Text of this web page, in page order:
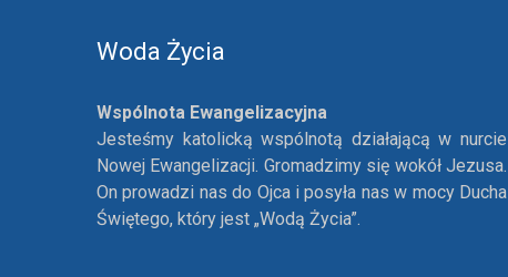
Woda Życia
Wspólnota Ewangelizacyjna
Jesteśmy katolicką wspólnotą działającą w nurcie
Nowej Ewangelizacji. Gromadzimy się wokół Jezusa.
On prowadzi nas do Ojca i posyła nas w mocy Ducha
Świętego, który jest „Wodą Życia”.